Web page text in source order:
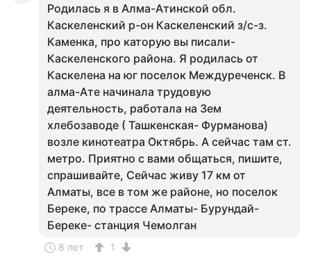
Родилась я в Алма-Атинской обл.
Каскеленский р-он Каскеленский з/с-з.
Каменка, про каторую вы писали-
Каскеленского района. Я родилась от
Каскелена на юг поселок Междуреченск. В
алма-Ате начинала трудовую
деятельность, работала на 3ем
хлебозаводе ( Ташкенская- Фурманова)
возле кинотеатра Октябрь. А сейчас там ст.
метро. Приятно с вами общаться, пишите,
спрашивайте, Сейчас живу 17 км от
Алматы, все в том же районе, но поселок
Береке, по трассе Алматы- Бурундай-
Береке- станция Чемолган
8 лет 1